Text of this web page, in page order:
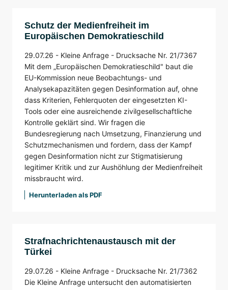
Schutz der Medienfreiheit im
Europäischen Demokratieschild
29.07.26 - Kleine Anfrage - Drucksache Nr. 21/7367
Mit dem „Europäischen Demokratieschild" baut die
EU-Kommission neue Beobachtungs- und
Analysekapazitäten gegen Desinformation auf, ohne
dass Kriterien, Fehlerquoten der eingesetzten KI-
Tools oder eine ausreichende zivilgesellschaftliche
Kontrolle geklärt sind. Wir fragen die
Bundesregierung nach Umsetzung, Finanzierung und
Schutzmechanismen und fordern, dass der Kampf
gegen Desinformation nicht zur Stigmatisierung
legitimer Kritik und zur Aushöhlung der Medienfreiheit
missbraucht wird.
Herunterladen als PDF
Strafnachrichtenaustausch mit der
Türkei
29.07.26 - Kleine Anfrage - Drucksache Nr. 21/7362
Die Kleine Anfrage untersucht den automatisierten